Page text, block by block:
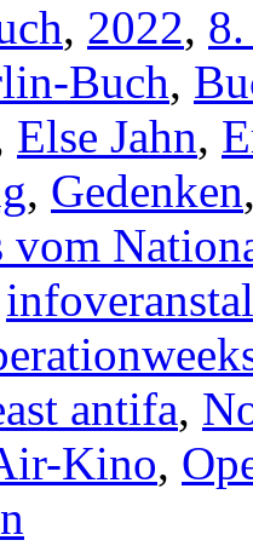
, 2022,
Buch,
Else Jahn,
, Gedenken
antifa,
Kino,